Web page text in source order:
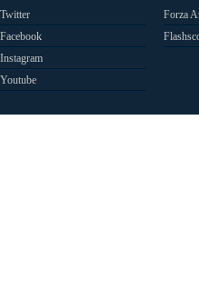
Twitter
Facebook
Instagram
Youtube
Forza